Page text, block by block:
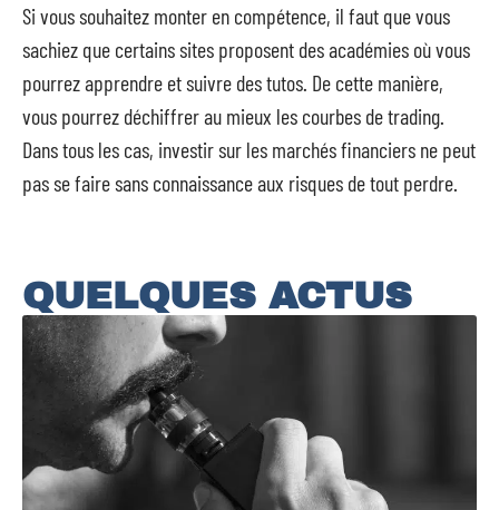
Si vous souhaitez monter en compétence, il faut que vous
sachiez que certains sites proposent des académies où vous
pourrez apprendre et suivre des tutos. De cette manière,
vous pourrez déchiffrer au mieux les courbes de trading.
Dans tous les cas, investir sur les marchés financiers ne peut
pas se faire sans connaissance aux risques de tout perdre.
QUELQUES ACTUS